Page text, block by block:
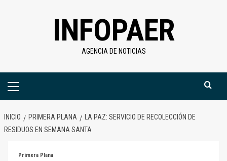
INFOPAER
AGENCIA DE NOTICIAS
Menú
INICIO PRIMERA PLANA
LA PAZ: SERVICIO DE RECOLECCIÓN DE
RESIDUOS EN SEMANA SANTA
Primera Plana